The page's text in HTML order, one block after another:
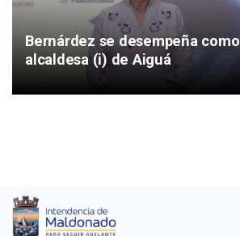
Bernárdez se desempeña como
alcaldesa (i) de Aiguá